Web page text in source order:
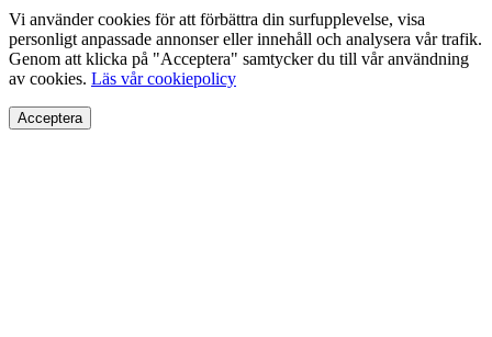
Vi använder cookies för att förbättra din surfupplevelse, visa
personligt anpassade annonser eller innehåll och analysera vår trafik.
Genom att klicka på "Acceptera" samtycker du till vår användning
av cookies. Läs vår cookiepolicy
Acceptera